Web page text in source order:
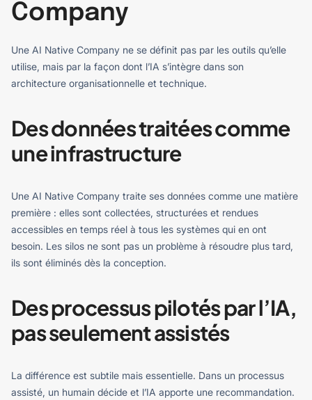
Company
Une AI Native Company ne se définit pas par les outils qu’elle
utilise, mais par la façon dont l’IA s’intègre dans son
architecture organisationnelle et technique.
Des données traitées comme
une infrastructure
Une AI Native Company traite ses données comme une matière
première : elles sont collectées, structurées et rendues
accessibles en temps réel à tous les systèmes qui en ont
besoin. Les silos ne sont pas un problème à résoudre plus tard,
ils sont éliminés dès la conception.
Des processus pilotés par l’IA,
pas seulement assistés
La différence est subtile mais essentielle. Dans un processus
assisté, un humain décide et l’IA apporte une recommandation.